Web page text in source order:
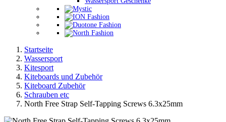
Startseite
Wassersport
Kitesport
Kiteboards und Zubehör
Kiteboard Zubehör
Schrauben etc
North Free Strap Self-Tapping Screws 6.3x25mm